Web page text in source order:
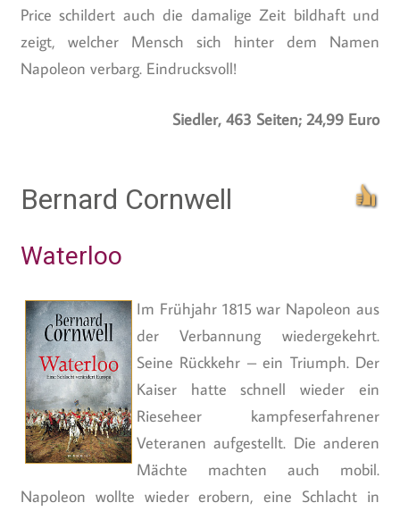
Price schildert auch die damalige Zeit bildhaft und
zeigt, welcher Mensch sich hinter dem Namen
Napoleon verbarg. Eindrucksvoll!
Siedler, 463 Seiten; 24,99 Euro
Bernard Cornwell
Waterloo
Im Frühjahr 1815 war Napoleon aus
der Verbannung wiedergekehrt.
Seine Rückkehr – ein Triumph. Der
Kaiser hatte schnell wieder ein
Rieseheer kampfeserfahrener
Veteranen aufgestellt. Die anderen
Mächte machten auch mobil.
Napoleon wollte wieder erobern, eine Schlacht in